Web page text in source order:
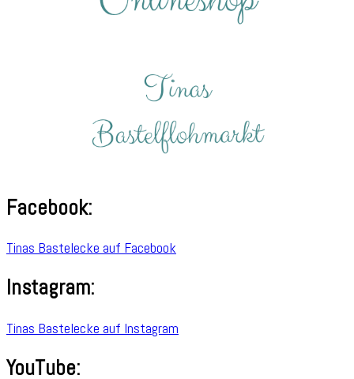
Facebook:
Tinas Bastelecke auf Facebook
Instagram:
Tinas Bastelecke auf Instagram
YouTube: